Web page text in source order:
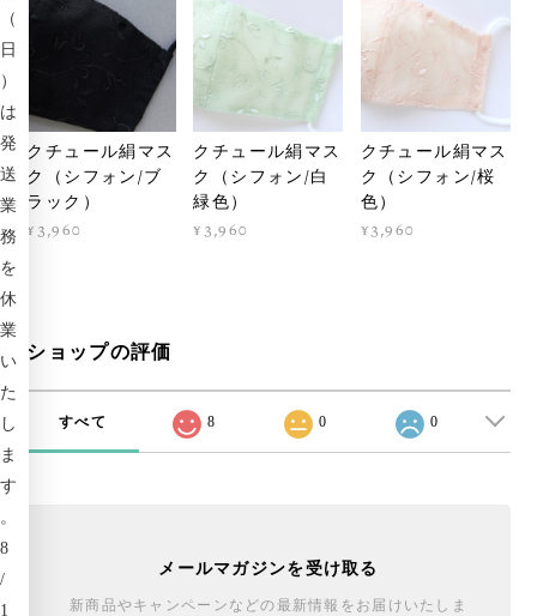
クチュール絹マス
ク（シフォン/ブ
ラック）
¥3,960
クチュール絹マス
ク（シフォン/白
緑色）
¥3,960
クチュール絹マス
ク（シフォン/桜
色）
¥3,960
ショップの評価
すべて 8 0 0
メールマガジンを受け取る
新商品やキャンペーンなどの最新情報をお届けいたしま
（
日
）
は
発
送
業
務
を
休
業
い
た
し
ま
す
。
8
/
1